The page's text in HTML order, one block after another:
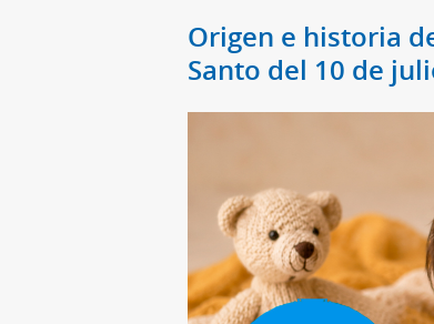
Origen e historia
Santo del 10 de